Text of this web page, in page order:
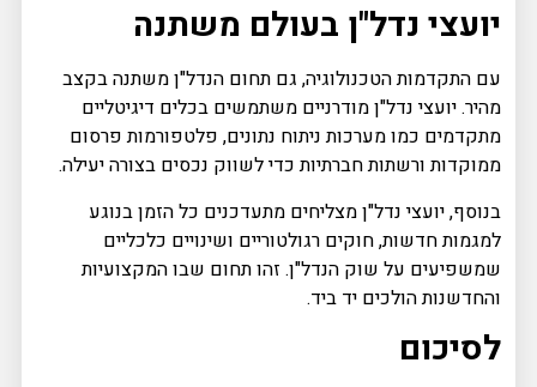
יועצי נדל"ן בעולם משתנה
עם התקדמות הטכנולוגיה, גם תחום הנדל"ן משתנה בקצב
מהיר. יועצי נדל"ן מודרניים משתמשים בכלים דיגיטליים
מתקדמים כמו מערכות ניתוח נתונים, פלטפורמות פרסום
ממוקדות ורשתות חברתיות כדי לשווק נכסים בצורה יעילה.
בנוסף, יועצי נדל"ן מצליחים מתעדכנים כל הזמן בנוגע
למגמות חדשות, חוקים רגולטוריים ושינויים כלכליים
שמשפיעים על שוק הנדל"ן. זהו תחום שבו המקצועיות
והחדשנות הולכים יד ביד.
לסיכום